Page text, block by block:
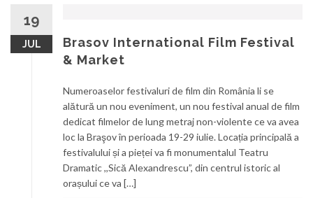
19
JUL
Brasov International Film Festival
& Market
Numeroaselor festivaluri de film din România li se
alătură un nou eveniment, un nou festival anual de film
dedicat filmelor de lung metraj non-violente ce va avea
loc la Braşov în perioada 19-29 iulie. Locația principală a
festivalului și a pieței va fi monumentalul Teatru
Dramatic ,,Sică Alexandrescu”, din centrul istoric al
orașului ce va […]